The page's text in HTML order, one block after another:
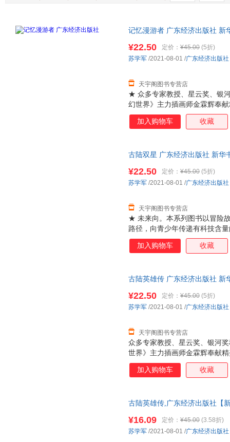
记忆漫游者 广东经济出版社 新
★ 众多专家教授、星云奖、银
幻世界》主力插画师金霖辉奉
故事为形式，以极限科学为翅
量的具备深刻社会文化、哲学
¥22.50 定价： ¥45.00 (5折)
天宇阁图书专营店
苏学军 /2021-08-01 /广东经济出版社
加入购物车 收藏
古陆双星 广东经济出版社 新华
★ 未来向。本系列图书以冒险
路径，向青少年传递有科技含
话题向，紧贴国家战略发展方
际远航到人工智能，从星际战
¥22.50 定价： ¥45.00 (5折)
天宇阁图书专营店
苏学军 /2021-08-01 /广东经济出版社
加入购物车 收藏
古陆英雄传 广东经济出版社 新
众多专家教授、星云奖、银河
世界》主力插画师金霖辉奉献
事为形式，以极限科学为翅膀
的具备深刻社会文化、哲学思
¥22.50 定价： ¥45.00 (5折)
天宇阁图书专营店
苏学军 /2021-08-01 /广东经济出版社
加入购物车 收藏
古陆英雄传,广东经济出版社【
¥16.09 定价： ¥45.00 (3.58折)
苏学军 /2021-08-01 /广东经济出版社